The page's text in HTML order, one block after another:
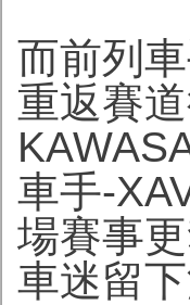
而前列
重返賽
車手-
場賽事
車迷留下